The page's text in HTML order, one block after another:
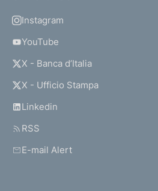
Instagram
YouTube
X - Banca d’Italia
X - Ufficio Stampa
Linkedin
RSS
E-mail Alert